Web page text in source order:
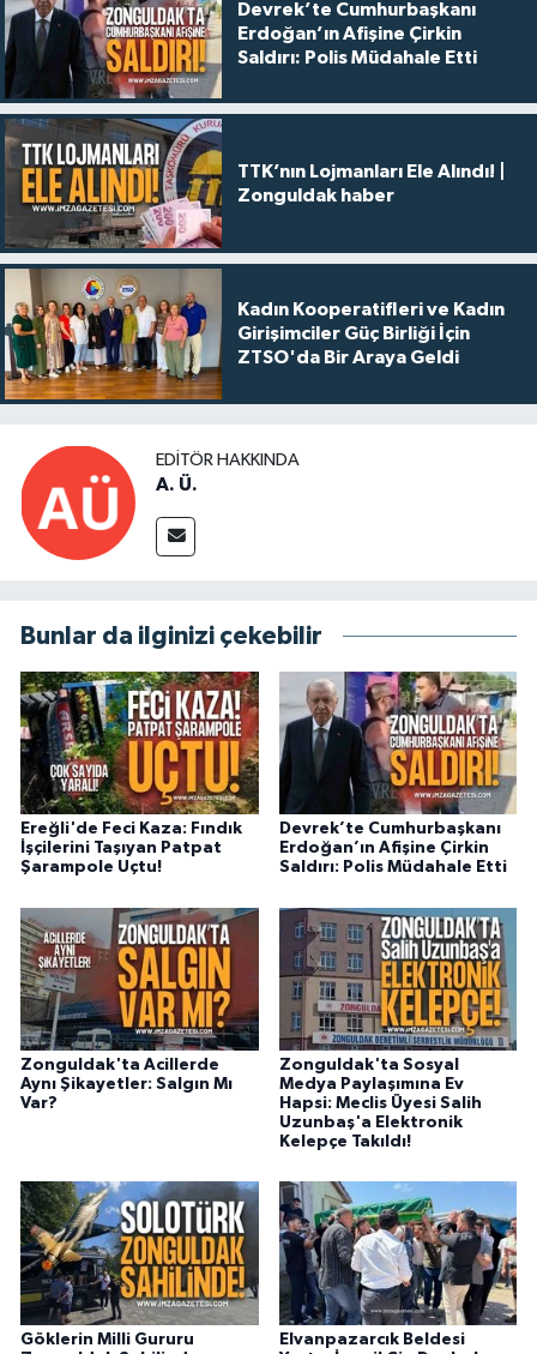
Devrek’te Cumhurbaşkanı
Erdoğan’ın Afişine Çirkin
Saldırı: Polis Müdahale Etti
TTK’nın Lojmanları Ele Alındı! |
Zonguldak haber
Kadın Kooperatifleri ve Kadın
Girişimciler Güç Birliği İçin
ZTSO'da Bir Araya Geldi
EDITÖR HAKKINDA
A. Ü.
Bunlar da ilginizi çekebilir
Ereğli'de Feci Kaza: Fındık
İşçilerini Taşıyan Patpat
Şarampole Uçtu!
Devrek’te Cumhurbaşkanı
Erdoğan’ın Afişine Çirkin
Saldırı: Polis Müdahale Etti
Zonguldak'ta Acillerde
Aynı Şikayetler: Salgın Mı
Var?
Zonguldak'ta Sosyal
Medya Paylaşımına Ev
Hapsi: Meclis Üyesi Salih
Uzunbaş'a Elektronik
Kelepçe Takıldı!
Göklerin Milli Gururu
Elvanpazarcık Beldesi